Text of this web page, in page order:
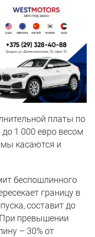
платы по
1 000 евро весом
касаются и
беспошлинного
границу в
составит до
превышении
– 30% от